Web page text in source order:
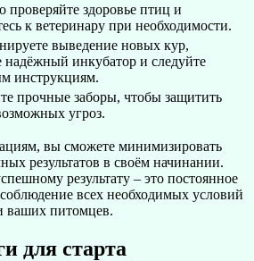
проверяйте здоровье птиц и
к ветеринару при необходимости.
выведение новых кур,
надёжный инкубатор и следуйте
инструкциям.
прочные заборы, чтобы защитить
угроз.
вы сможете минимизировать
результатов в своём начинании.
результату – это постоянное
всех необходимых условий
ваших питомцев.
для старта